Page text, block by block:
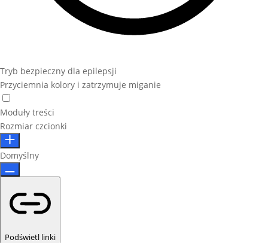
Tryb bezpieczny dla epilepsji
Przyciemnia kolory i zatrzymuje miganie
Moduły treści
Rozmiar czcionki
Domyślny
Podświetl linki